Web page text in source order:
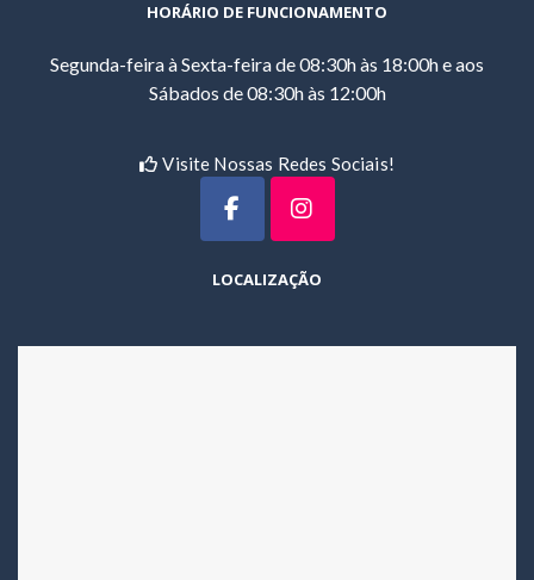
HORÁRIO DE FUNCIONAMENTO
Segunda-feira à Sexta-feira de 08:30h às 18:00h e aos
Sábados de 08:30h às 12:00h
Visite Nossas Redes Sociais!
LOCALIZAÇÃO